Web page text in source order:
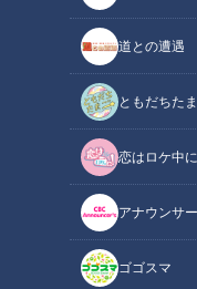
道との遭遇
ともだちた
恋はロケ中に
アナウンサー
ゴゴスマ
【ピエロの父】とうちゃん
記定期配信型ドキュメンタ
この記事の画像